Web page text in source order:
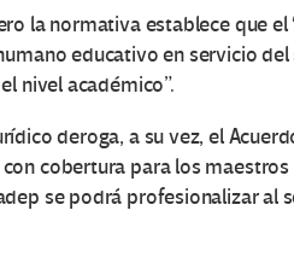
la normativa establece que
educativo en servicio
nivel académico”.
deroga, a su vez, el
cobertura para los
se podrá profesionalizar al